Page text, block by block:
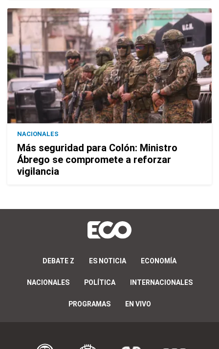
NACIONALES
Más seguridad para Colón: Ministro
Ábrego se compromete a reforzar
vigilancia
DEBATE Z ES NOTICIA ECONOMÍA
NACIONALES POLÍTICA INTERNACIONALES
PROGRAMAS EN VIVO